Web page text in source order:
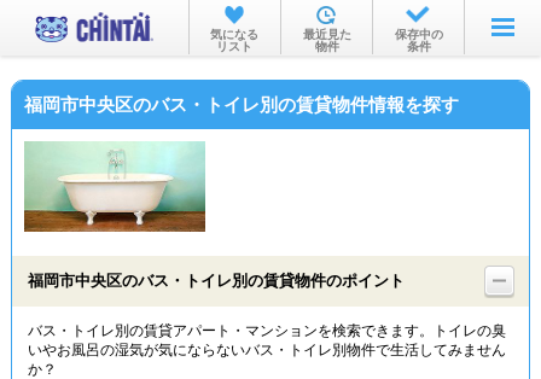
お部屋を探す
沿線・駅から
物件特集から
TOP
気になる
リスト
最近見た
物件
保存中の
条件
福岡市中央区のバス・トイレ別の賃貸物件情報を探す
福岡市中央区のバス・トイレ別の賃貸物件のポイント
バス・トイレ別の賃貸アパート・マンションを検索できます。トイレの臭
いやお風呂の湿気が気にならないバス・トイレ別物件で生活してみません
か？